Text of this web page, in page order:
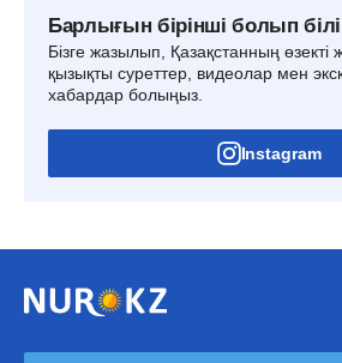
Барлығын бірінші болып
Бізге жазылып, Қазақстанның өзекті
қызықты суреттер, видеолар мен
хабардар болыңыз.
Instagram